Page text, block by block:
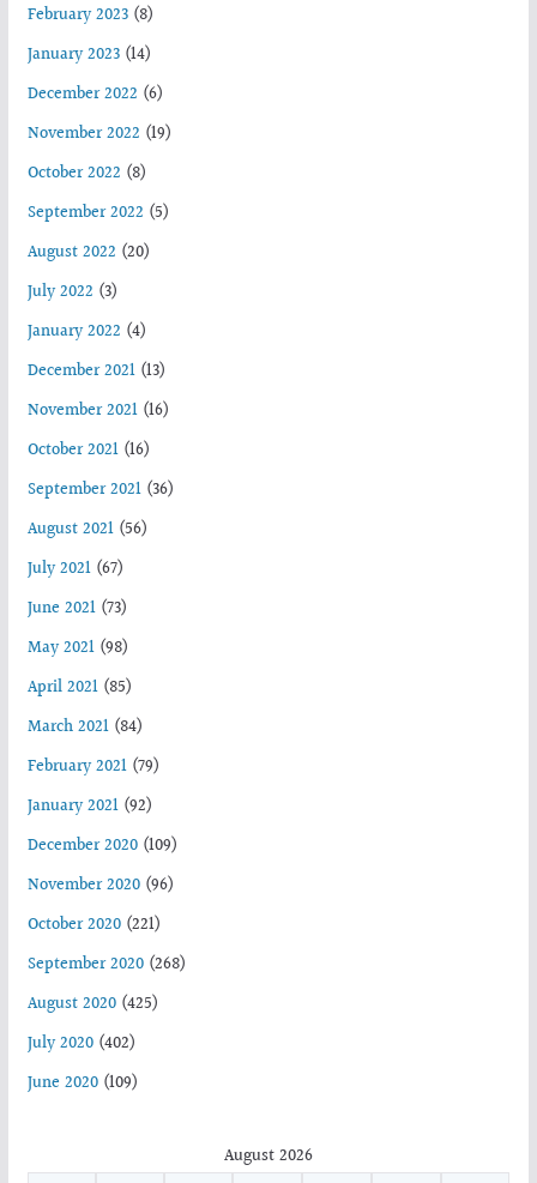
February 2023(8)
January 2023(14)
December 2022 (6)
November 2022 (19)
October 2022 (8)
September 2022 (5)
August 2022 (20)
July 2022 (3)
January 2022 (4)
December 2021(13)
November 2021(16)
October 2021(16)
September 2021(36)
August 2021(56)
July 2021(67)
June 2021(73)
May 2021(98)
April 2021(85)
March 2021(84)
February 2021(79)
January 2021(92)
December 2020(109)
November 2020(96)
October 2020(221)
September 2020(268)
August 2020(425)
July 2020(402)
June 2020(109)
August 2026